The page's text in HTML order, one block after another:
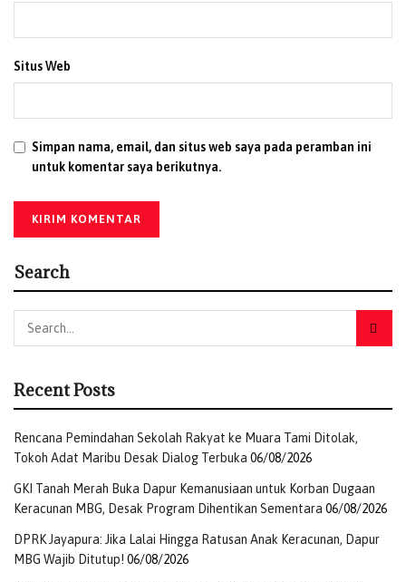
Situs Web
Simpan nama, email, dan situs web saya pada peramban ini
untuk komentar saya berikutnya.
Search
Recent Posts
Rencana Pemindahan Sekolah Rakyat ke Muara Tami Ditolak,
Tokoh Adat Maribu Desak Dialog Terbuka 06/08/2026
GKI Tanah Merah Buka Dapur Kemanusiaan untuk Korban Dugaan
Keracunan MBG, Desak Program Dihentikan Sementara 06/08/2026
DPRK Jayapura: Jika Lalai Hingga Ratusan Anak Keracunan, Dapur
MBG Wajib Ditutup! 06/08/2026